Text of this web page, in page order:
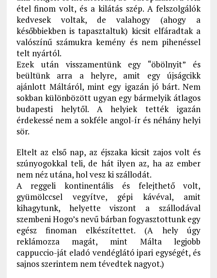
étel finom volt, és a kilátás szép. A felszolgálók
kedvesek voltak, de valahogy (ahogy a
későbbiekben is tapasztaltuk) kicsit elfáradtak a
valószínű számukra kemény és nem pihenéssel
telt nyártól.
Ezek után visszamentünk egy “öbölnyit” és
beültünk arra a helyre, amit egy újságcikk
ajánlott Máltáról, mint egy igazán jó bárt. Nem
sokban különbözött ugyan egy bármelyik átlagos
budapesti helytől. A helyiek tették igazán
érdekessé nem a sokféle angol-ír és néhány helyi
sör.
Eltelt az első nap, az éjszaka kicsit zajos volt és
szúnyogokkal teli, de hát ilyen az, ha az ember
nem néz utána, hol vesz ki szállodát.
A reggeli kontinentális és felejthető volt,
gyümölccsel vegyítve, gépi kávéval, amit
kihagytunk, helyette viszont a szállodával
szembeni Hogo’s nevű bárban fogyasztottunk egy
egész finoman elkészítettet. (A hely úgy
reklámozza magát, mint Málta legjobb
cappuccio-ját eladó vendéglátó ipari egységét, és
sajnos szerintem nem tévedtek nagyot.)